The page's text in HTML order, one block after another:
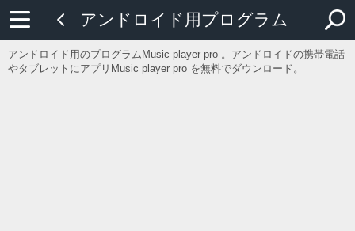
アンドロイド用プログラム
アンドロイド用のプログラムMusic player pro 。アンドロイドの携帯電話
やタブレットにアプリMusic player pro を無料でダウンロード。